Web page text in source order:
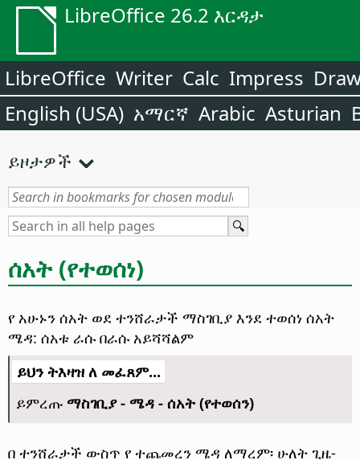
LibreOffice 26.2 እርዳታ
LibreOffice Writer Calc Impress
English (USA) አማርኛ Arabic Asturian
ይዞታዎች
ሰአት (የተወሰነ)
የ አሁኑን ሰአት ወደ ተንሸራታች ማስገቢያ እንደ ተወሰነ ሰአት
ሜዳ: ሰአቱ ራሱ በራሱ አይሻሻልም
ይህን ትእዛዝ ለ መፈጸም...
ይምረጡ ማስገቢያ - ሜዳ - ሰአት (የተወሰን)
በ ተንሸራታች ውስጥ የ ተጨመረን ሜዳ ለማረም፡ ሁለት ጊዜ-